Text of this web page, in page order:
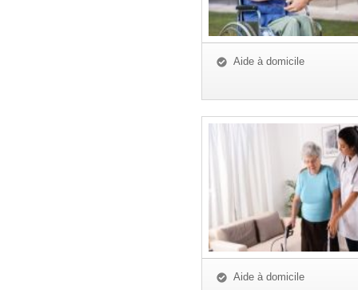
Aide à domicile
Aide à domicile